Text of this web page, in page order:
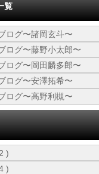
覧
ログ〜諸岡玄斗〜
ログ〜藤野小太郎〜
ログ〜岡田麟多郎〜
ログ〜安澤拓希〜
ログ〜高野利槻〜
)
)